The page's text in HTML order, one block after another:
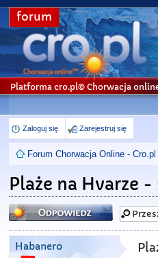
forum
Platforma cro.pl© Chorwacja
Zaloguj się Zarejestruj się
Forum Chorwacja Online - Cro.pl
Plaże na Hvarze -
Odpowiedz
Habanero